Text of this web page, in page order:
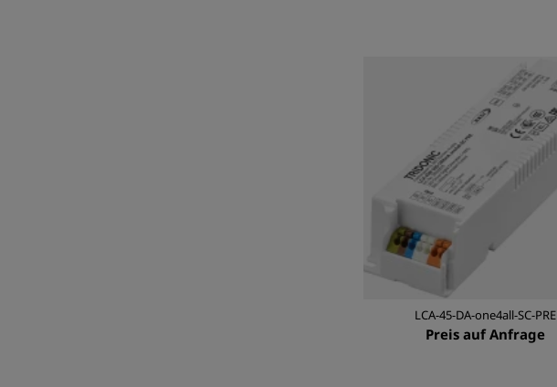
LCA-45-DA-one4all-SC-PRE
Preis auf Anfrage